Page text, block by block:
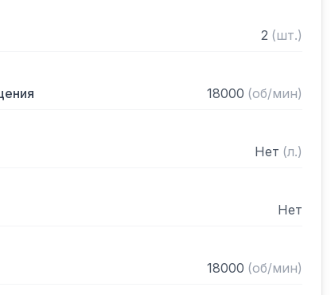
2 (шт.)
18000 (об/мин)
Нет (л.)
Нет
18000 (об/мин)